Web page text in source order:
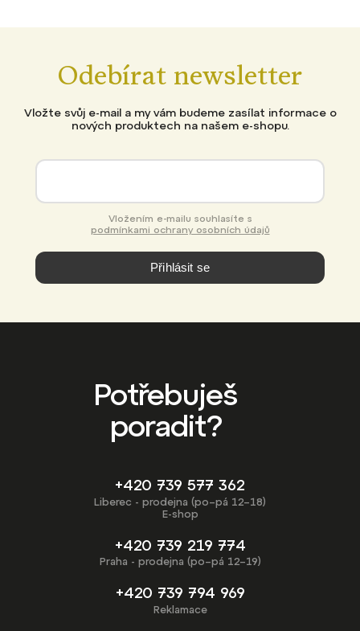
Odebírat newsletter
Vložte svůj e-mail a my vám budeme zasílat informace o
nových produktech na našem e-shopu.
podmínkami ochrany osobních údajů
Přihlásit se
Potřebuješ
poradit?
+420 739 577 362
Liberec - prodejna (po–pá 12–18)
E-shop
+420 739 219 774
Praha - prodejna (po–pá 12–19)
+420 739 794 969
Reklamace